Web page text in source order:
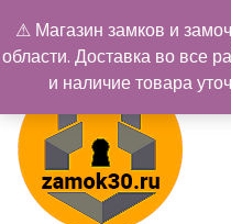
содержимому
⚠ Магазин замков и
области. Доставка во все
и наличие товара